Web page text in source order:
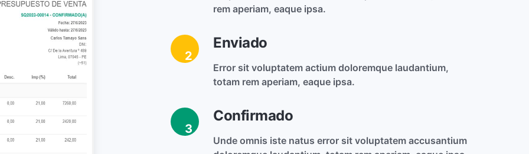
rem aperiam, eaque ipsa.
2
Enviado
Error sit voluptatem actium doloremque laudantium,
totam rem aperiam, eaque ipsa.
3
Confirmado
Unde omnis iste natus error sit voluptatem accusantium